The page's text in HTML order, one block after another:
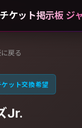
ケット掲示板 ジ
戻る
ケット交換希望
Jr.